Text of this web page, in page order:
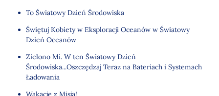
To Światowy Dzień Środowiska
Świętuj Kobiety w Eksploracji Oceanów w Światowy
Dzień Oceanów
Zielono Mi. W ten Światowy Dzień
Środowiska...Oszczędzaj Teraz na Bateriach i Systemach
Ładowania
Wakacje z Misją!